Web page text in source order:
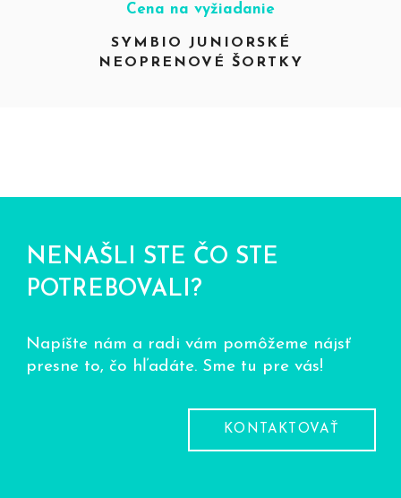
Cena na vyžiadanie
SYMBIO JUNIORSKÉ
NEOPRENOVÉ ŠORTKY
NENAŠLI STE ČO STE
POTREBOVALI?
Napíšte nám a radi vám pomôžeme nájsť
presne to, čo hľadáte. Sme tu pre vás!
KONTAKTOVAŤ